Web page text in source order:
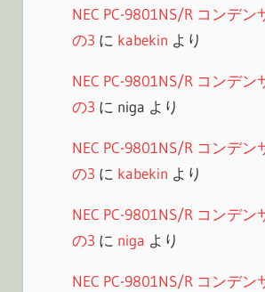
NEC PC-9801NS/R コンデン
の3 に kabekin より
NEC PC-9801NS/R コンデン
の3 に niga より
NEC PC-9801NS/R コンデン
の3 に kabekin より
NEC PC-9801NS/R コンデン
の3 に niga より
NEC PC-9801NS/R コンデン